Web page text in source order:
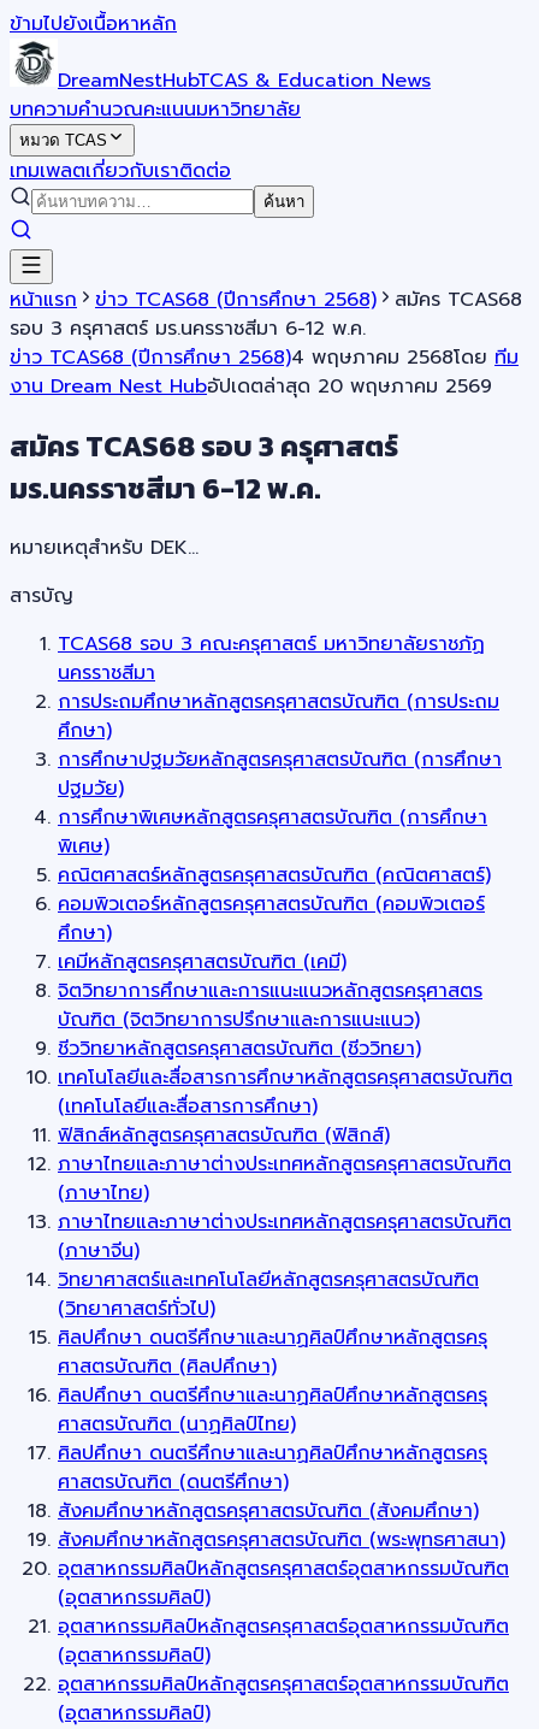
ข้ามไปยังเนื้อหาหลัก
DreamNestHubTCAS & Education News
บทความคำนวณคะแนนมหาวิทยาลัย
หมวด TCAS
เทมเพลตเกี่ยวกับเราติดต่อ
ค้นหา
หน้าแรก ข่าว TCAS68 (ปีการศึกษา 2568)
สมัคร TCAS68
รอบ 3 ครุศาสตร์ มร.นครราชสีมา 6-12 พ.ค.
ข่าว TCAS68 (ปีการศึกษา 2568)4 พฤษภาคม 2568โดย ทีม
งาน Dream Nest Hubอัปเดตล่าสุด 20 พฤษภาคม 2569
สมัคร TCAS68 รอบ 3 ครุศาสตร์
มร.นครราชสีมา 6-12 พ.ค.
หมายเหตุสำหรับ DEK…
สารบัญ
TCAS68 รอบ 3 คณะครุศาสตร์ มหาวิทยาลัยราชภัฏ
นครราชสีมา
การประถมศึกษาหลักสูตรครุศาสตรบัณฑิต (การประถม
ศึกษา)
การศึกษาปฐมวัยหลักสูตรครุศาสตรบัณฑิต (การศึกษา
ปฐมวัย)
การศึกษาพิเศษหลักสูตรครุศาสตรบัณฑิต (การศึกษา
พิเศษ)
คณิตศาสตร์หลักสูตรครุศาสตรบัณฑิต (คณิตศาสตร์)
คอมพิวเตอร์หลักสูตรครุศาสตรบัณฑิต (คอมพิวเตอร์
ศึกษา)
เคมีหลักสูตรครุศาสตรบัณฑิต (เคมี)
จิตวิทยาการศึกษาและการแนะแนวหลักสูตรครุศาสตร
บัณฑิต (จิตวิทยาการปรึกษาและการแนะแนว)
ชีววิทยาหลักสูตรครุศาสตรบัณฑิต (ชีววิทยา)
เทคโนโลยีและสื่อสารการศึกษาหลักสูตรครุศาสตรบัณฑิต
(เทคโนโลยีและสื่อสารการศึกษา)
ฟิสิกส์หลักสูตรครุศาสตรบัณฑิต (ฟิสิกส์)
ภาษาไทยและภาษาต่างประเทศหลักสูตรครุศาสตรบัณฑิต
(ภาษาไทย)
ภาษาไทยและภาษาต่างประเทศหลักสูตรครุศาสตรบัณฑิต
(ภาษาจีน)
วิทยาศาสตร์และเทคโนโลยีหลักสูตรครุศาสตรบัณฑิต
(วิทยาศาสตร์ทั่วไป)
ศิลปศึกษา ดนตรีศึกษาและนาฏศิลป์ศึกษาหลักสูตรครุ
ศาสตรบัณฑิต (ศิลปศึกษา)
ศิลปศึกษา ดนตรีศึกษาและนาฏศิลป์ศึกษาหลักสูตรครุ
ศาสตรบัณฑิต (นาฏศิลป์ไทย)
ศิลปศึกษา ดนตรีศึกษาและนาฏศิลป์ศึกษาหลักสูตรครุ
ศาสตรบัณฑิต (ดนตรีศึกษา)
สังคมศึกษาหลักสูตรครุศาสตรบัณฑิต (สังคมศึกษา)
สังคมศึกษาหลักสูตรครุศาสตรบัณฑิต (พระพุทธศาสนา)
อุตสาหกรรมศิลป์หลักสูตรครุศาสตร์อุตสาหกรรมบัณฑิต
(อุตสาหกรรมศิลป์)
อุตสาหกรรมศิลป์หลักสูตรครุศาสตร์อุตสาหกรรมบัณฑิต
(อุตสาหกรรมศิลป์)
อุตสาหกรรมศิลป์หลักสูตรครุศาสตร์อุตสาหกรรมบัณฑิต
(อุตสาหกรรมศิลป์)